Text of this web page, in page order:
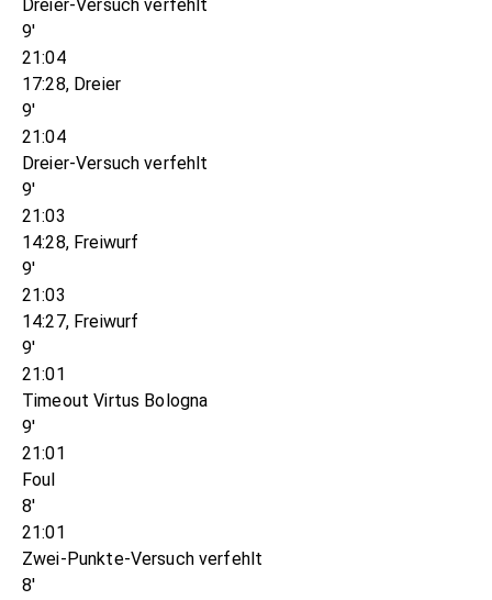
Dreier-Versuch verfehlt
9'
21:04
17:28, Dreier
9'
21:04
Dreier-Versuch verfehlt
9'
21:03
14:28, Freiwurf
9'
21:03
14:27, Freiwurf
9'
21:01
Timeout Virtus Bologna
9'
21:01
Foul
8'
21:01
Zwei-Punkte-Versuch verfehlt
8'